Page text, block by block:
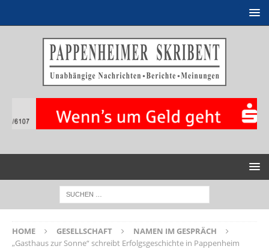
HOME GESELLSCHAFT
NAMEN IM GESPRÄCH
„Gasthaus zur Sonne“ schreibt Erfolgsgeschichte in Pappenheim